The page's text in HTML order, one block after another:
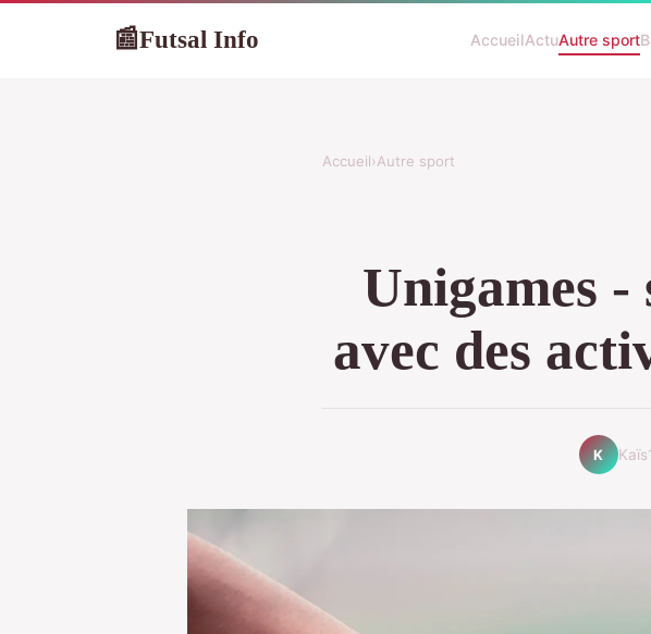
📰Futsal Info AccueilActuAutre sport
Accueil›Autre sport
Unigames
avec des
K Kaïs